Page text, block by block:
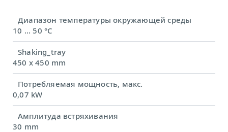
Диапазон температуры окружающей среды
10 ... 50 °C
Shaking_tray
450 x 450 mm
Потребляемая мощность, макс.
0,07 kW
Амплитуда встряхивания
30 mm